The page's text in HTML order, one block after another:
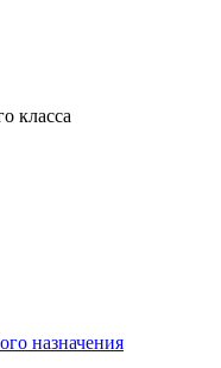
класса
назначения